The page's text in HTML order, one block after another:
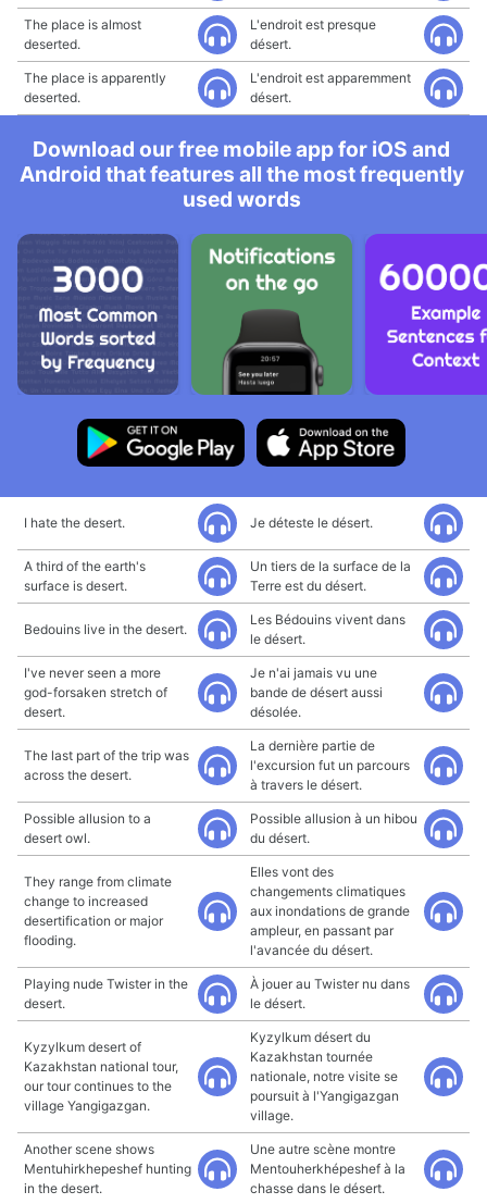
The place is almost
deserted.
L'endroit est presque
désert.
The place is apparently
deserted.
L'endroit est apparemment
désert.
Download our free mobile app for iOS and
Android that features all the most frequently
used words
I hate the desert. Je déteste le désert.
A third of the earth's
surface is desert.
Un tiers de la surface de la
Terre est du désert.
Bedouins live in the desert.
Les Bédouins vivent dans
le désert.
I've never seen a more
god-forsaken stretch of
desert.
Je n'ai jamais vu une
bande de désert aussi
désolée.
The last part of the trip was
across the desert.
La dernière partie de
l'excursion fut un parcours
à travers le désert.
Possible allusion to a
desert owl.
Possible allusion à un hibou
du désert.
They range from climate
change to increased
desertification or major
flooding.
Elles vont des
changements climatiques
aux inondations de grande
ampleur, en passant par
l'avancée du désert.
Playing nude Twister in the
desert.
À jouer au Twister nu dans
le désert.
Kyzylkum desert of
Kazakhstan national tour,
our tour continues to the
village Yangigazgan.
Kyzylkum désert du
Kazakhstan tournée
nationale, notre visite se
poursuit à l'Yangigazgan
village.
Another scene shows
Mentuhirkhepeshef hunting
in the desert.
Une autre scène montre
Mentouherkhépeshef à la
chasse dans le désert.